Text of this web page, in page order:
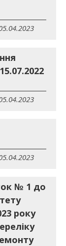
№ 1 до
року